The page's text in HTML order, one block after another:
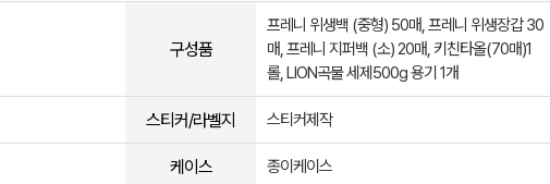
구성품
프레니 위생백 (중형) 50매, 프레니 위생장갑 30
매, 프레니 지퍼백 (소) 20매, 키친타올(70매)1
롤, LION곡물 세제500g 용기 1개
스티커/라벨지 스티커제작
케이스 종이케이스